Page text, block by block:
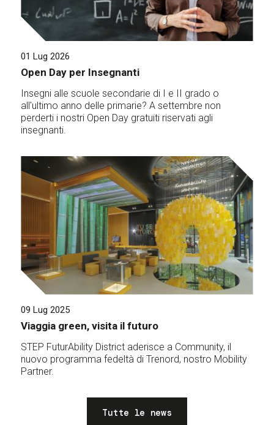
01 Lug 2026
Open Day per Insegnanti
Insegni alle scuole secondarie di I e II grado o
all'ultimo anno delle primarie? A settembre non
perderti i nostri Open Day gratuiti riservati agli
insegnanti.
09 Lug 2025
Viaggia green, visita il futuro
STEP FuturAbility District aderisce a Community, il
nuovo programma fedeltà di Trenord, nostro Mobility
Partner.
Tutte le news